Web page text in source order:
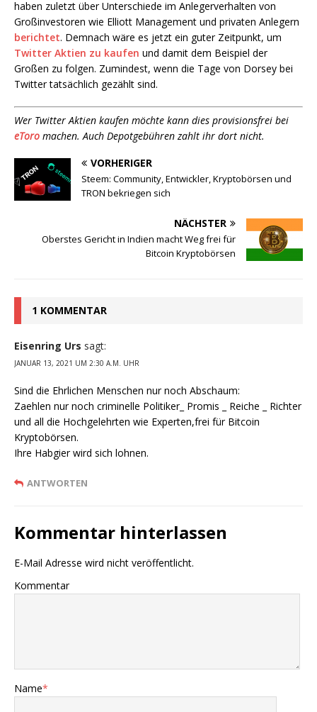
haben zuletzt über Unterschiede im Anlegerverhalten von
Großinvestoren wie Elliott Management und privaten Anlegern
berichtet. Demnach wäre es jetzt ein guter Zeitpunkt, um
Twitter Aktien zu kaufen und damit dem Beispiel der
Großen zu folgen. Zumindest, wenn die Tage von Dorsey bei
Twitter tatsächlich gezählt sind.
Wer Twitter Aktien kaufen möchte kann dies provisionsfrei bei
eToro machen. Auch Depotgebühren zahlt ihr dort nicht.
VORHERIGER
Steem: Community, Entwickler, Kryptobörsen und
TRON bekriegen sich
NÄCHSTER
Oberstes Gericht in Indien macht Weg frei für
Bitcoin Kryptobörsen
1 KOMMENTAR
Eisenring Urs sagt:
JANUAR 13, 2021 UM 2:30 A.M. UHR
Sind die Ehrlichen Menschen nur noch Abschaum:
Zaehlen nur noch criminelle Politiker_ Promis _ Reiche _ Richter
und all die Hochgelehrten wie Experten,frei für Bitcoin
Kryptobörsen.
Ihre Habgier wird sich lohnen.
ANTWORTEN
Kommentar hinterlassen
E-Mail Adresse wird nicht veröffentlicht.
Kommentar
Name*